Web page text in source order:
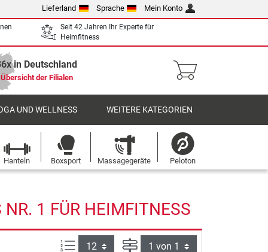
Lieferland Sprache Mein Konto
Seit 42 Jahren Ihr Experte für
Heimfitness
in Deutschland
Übersicht der Filialen
UND WELLNESS WEITERE KATEGORIEN
Hanteln Boxsport Massagegeräte Peloton
1 FÜR HEIMFITNESS
Artikel pro Seite: Seite